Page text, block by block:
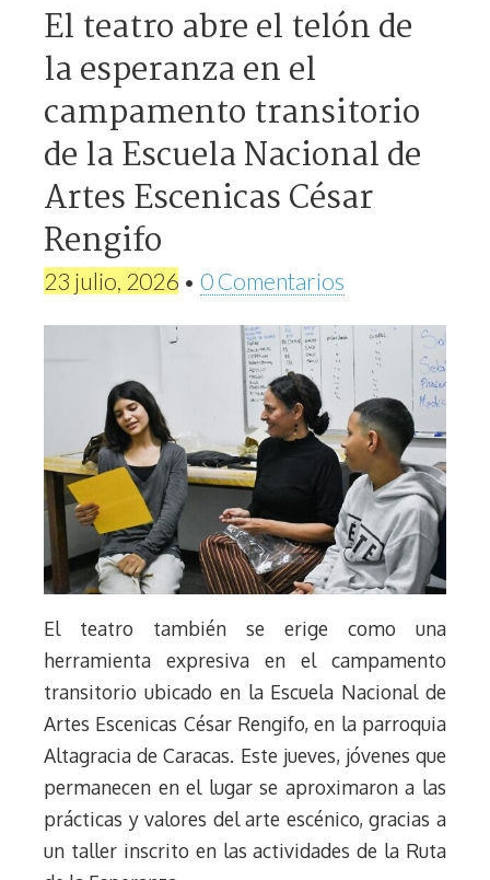
El teatro abre el telón de
la esperanza en el
campamento transitorio
de la Escuela Nacional de
Artes Escenicas César
Rengifo
23 julio, 2026 • 0 Comentarios
El teatro también se erige como una
herramienta expresiva en el campamento
transitorio ubicado en la Escuela Nacional de
Artes Escenicas César Rengifo, en la parroquia
Altagracia de Caracas. Este jueves, jóvenes que
permanecen en el lugar se aproximaron a las
prácticas y valores del arte escénico, gracias a
un taller inscrito en las actividades de la Ruta